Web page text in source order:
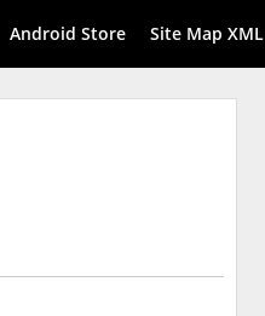
Android Store Site Map XML